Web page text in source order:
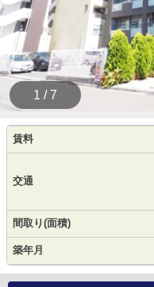
1 / 7
賃料
交通
間取り(面積)
築年月